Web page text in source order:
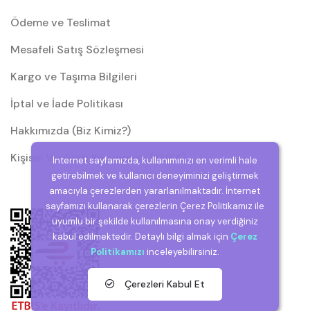
Ödeme ve Teslimat
Mesafeli Satış Sözleşmesi
Kargo ve Taşıma Bilgileri
İptal ve İade Politikası
Hakkımızda (Biz Kimiz?)
Kişisel Verilerin Korunması (KVKK)
İnternet sayfamızda, kullanımınızı en verimli hale
getirebilmek ve kullanıcı deneyiminizi geliştirmek
amacıyla çerezlerden yararlanılmaktadır. İnternet
sayfamızı kullanarak çerezlerin Çerez Politikamız ile
uyumlu bir şekilde kullanılmasına onay verdiğiniz
kabul edilmektedir. Detaylı bilgi almak için Çerez
Politikamızı inceleyebilirsiniz.
Çerezleri Kabul Et